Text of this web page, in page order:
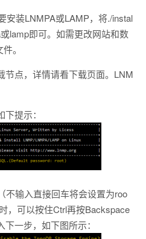
安装LNMPA或LAMP，将./instal
lamp即可。如需更改网站和数
。
节点，详情请看下载页面。LNM
提示：
不输入直接回车将会设置为roo
，可以按住Ctrl再按Backspace
一步，如下图所示：